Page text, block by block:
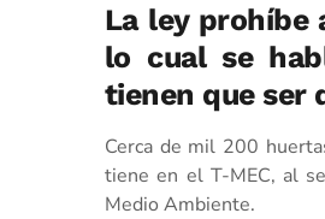
La ley prohíbe
lo cual se
tienen que ser
Cerca de mil 200
tiene en el T-MEC, al
Medio Ambiente.